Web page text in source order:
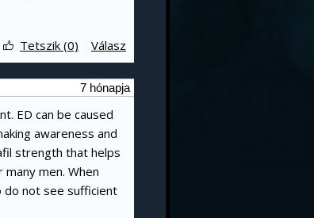
Válasz
Tetszik (0)
7 hónapja
ED can be caused
awareness and
strength that helps
men. When
do not see sufficient